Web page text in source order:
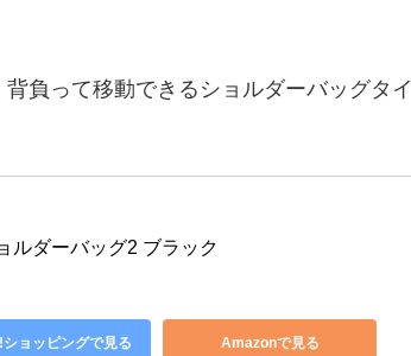
負って移動できるショルダーバッグタイ
ルダーバッグ2 ブラック
ョッピングで見る Amazonで見る